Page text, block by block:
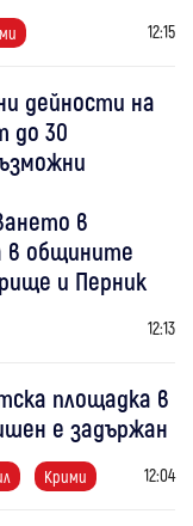
12:15
дейности на
до 30
в
в общините
и Перник
12:13
площадка в
е задържан
Крими 12:04